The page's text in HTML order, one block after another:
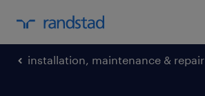
installation, maintenance & repair